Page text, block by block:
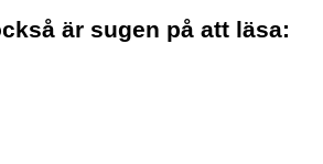
är sugen på att läsa: